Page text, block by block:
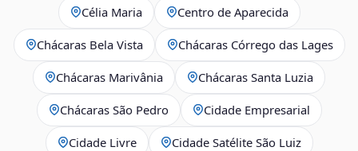
Célia Maria Centro de Aparecida
Chácaras Bela Vista Chácaras Córrego das Lages
Chácaras Marivânia Chácaras Santa Luzia
Chácaras São Pedro Cidade Empresarial
Cidade Livre Cidade Satélite São Luiz